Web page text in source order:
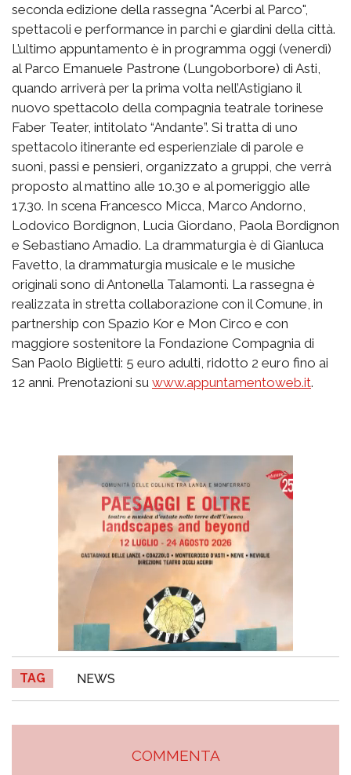
seconda edizione della rassegna "Acerbi al Parco",
spettacoli e performance in parchi e giardini della città.
L’ultimo appuntamento è in programma oggi (venerdì)
al Parco Emanuele Pastrone (Lungoborbore) di Asti,
quando arriverà per la prima volta nell’Astigiano il
nuovo spettacolo della compagnia teatrale torinese
Faber Teater, intitolato “Andante”. Si tratta di uno
spettacolo itinerante ed esperienziale di parole e
suoni, passi e pensieri, organizzato a gruppi, che verrà
proposto al mattino alle 10.30 e al pomeriggio alle
17.30. In scena Francesco Micca, Marco Andorno,
Lodovico Bordignon, Lucia Giordano, Paola Bordignon
e Sebastiano Amadio. La drammaturgia è di Gianluca
Favetto, la drammaturgia musicale e le musiche
originali sono di Antonella Talamonti. La rassegna è
realizzata in stretta collaborazione con il Comune, in
partnership con Spazio Kor e Mon Circo e con
maggiore sostenitore la Fondazione Compagnia di
San Paolo Biglietti: 5 euro adulti, ridotto 2 euro fino ai
12 anni. Prenotazioni su www.appuntamentoweb.it.
TAG NEWS
COMMENTA